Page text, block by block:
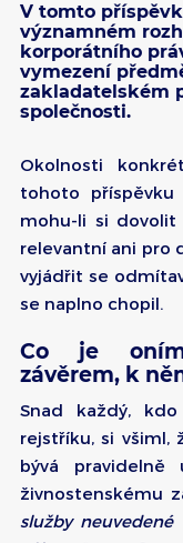
V tomto
významném
korporátního
vymezení
zakladatelském
společnosti.
Okolnosti
tohoto příspěvku
mohu-li si dovolit
relevantní ani pro
vyjádřit se
se naplno chopil.
Co je oním
závěrem, k
Snad každý,
rejstříku, si všiml,
bývá pravidelně
živnostenskému
služby neuvedené